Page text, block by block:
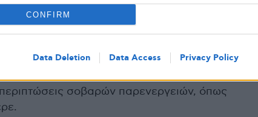
CONFIRM
Data Deletion Data Access Privacy Policy
δεδομένα υγείας από εκατοντάδες
που δημοσιεύθηκε τον Ιανουάριο
με υψηλότερο κίνδυνο καρδιακών
σκέψεων, όπως είχε προταθεί προηγουμένως.
σοβαρών παρενεργειών, όπως